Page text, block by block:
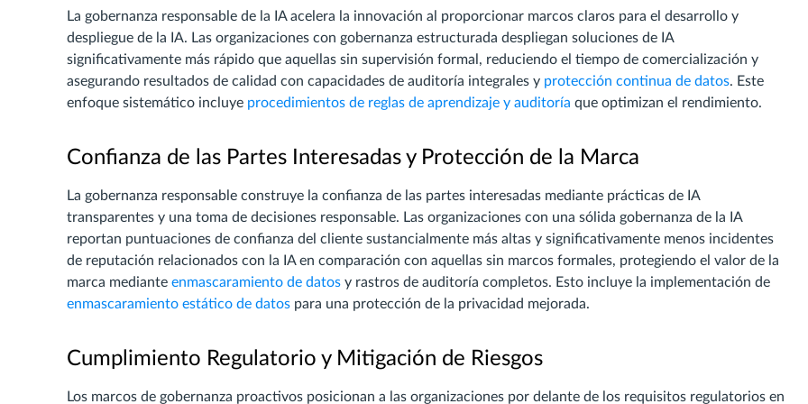
La gobernanza responsable de la IA acelera la innovación al proporcionar marcos claros para el desarrollo y
despliegue de la IA. Las organizaciones con gobernanza estructurada despliegan soluciones de IA
significativamente más rápido que aquellas sin supervisión formal, reduciendo el tiempo de comercialización y
asegurando resultados de calidad con capacidades de auditoría integrales y protección continua de datos. Este
enfoque sistemático incluye procedimientos de reglas de aprendizaje y auditoría que optimizan el rendimiento.
Confianza de las Partes Interesadas y Protección de la Marca
La gobernanza responsable construye la confianza de las partes interesadas mediante prácticas de IA
transparentes y una toma de decisiones responsable. Las organizaciones con una sólida gobernanza de la IA
reportan puntuaciones de confianza del cliente sustancialmente más altas y significativamente menos incidentes
de reputación relacionados con la IA en comparación con aquellas sin marcos formales, protegiendo el valor de la
marca mediante enmascaramiento de datos y rastros de auditoría completos. Esto incluye la implementación de
enmascaramiento estático de datos para una protección de la privacidad mejorada.
Cumplimiento Regulatorio y Mitigación de Riesgos
Los marcos de gobernanza proactivos posicionan a las organizaciones por delante de los requisitos regulatorios en